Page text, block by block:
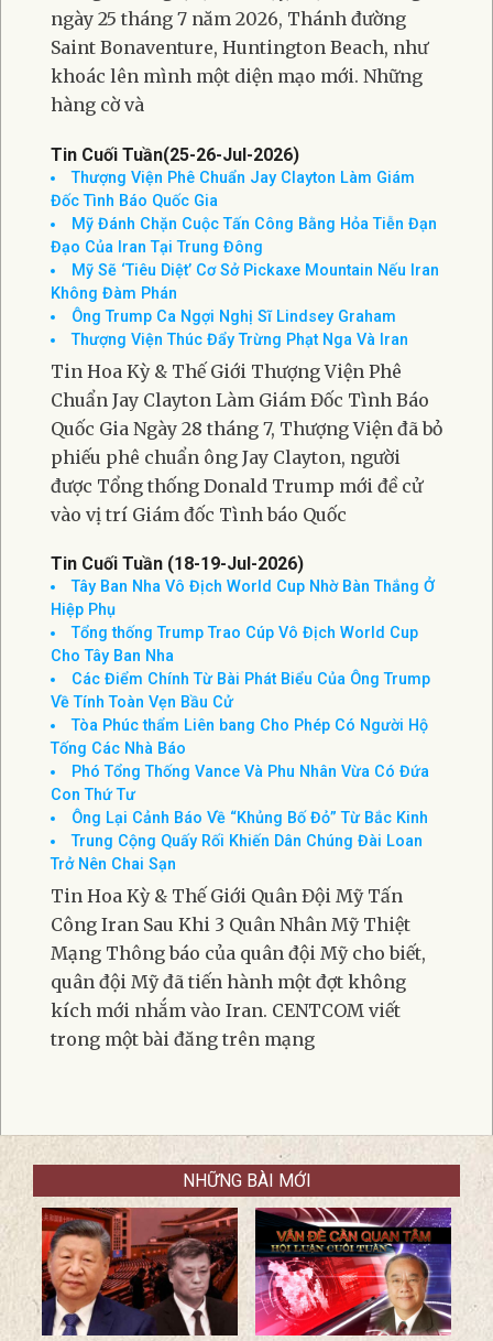
ngày 25 tháng 7 năm 2026, Thánh đường
Saint Bonaventure, Huntington Beach, như
khoác lên mình một diện mạo mới. Những
hàng cờ và
Tin Cuối Tuần(25-26-Jul-2026)
Thượng Viện Phê Chuẩn Jay Clayton Làm Giám
Đốc Tình Báo Quốc Gia
Mỹ Đánh Chặn Cuộc Tấn Công Bằng Hỏa Tiễn Đạn
Đạo Của Iran Tại Trung Đông
Mỹ Sẽ ‘Tiêu Diệt’ Cơ Sở Pickaxe Mountain Nếu Iran
Không Đàm Phán
Ông Trump Ca Ngợi Nghị Sĩ Lindsey Graham
Thượng Viện Thúc Đẩy Trừng Phạt Nga Và Iran
Tin Hoa Kỳ & Thế Giới Thượng Viện Phê
Chuẩn Jay Clayton Làm Giám Đốc Tình Báo
Quốc Gia Ngày 28 tháng 7, Thượng Viện đã bỏ
phiếu phê chuẩn ông Jay Clayton, người
được Tổng thống Donald Trump mới đề cử
vào vị trí Giám đốc Tình báo Quốc
Tin Cuối Tuần (18-19-Jul-2026)
Tây Ban Nha Vô Địch World Cup Nhờ Bàn Thắng Ở
Hiệp Phụ
Tổng thống Trump Trao Cúp Vô Địch World Cup
Cho Tây Ban Nha
Các Điểm Chính Từ Bài Phát Biểu Của Ông Trump
Về Tính Toàn Vẹn Bầu Cử
Tòa Phúc thẩm Liên bang Cho Phép Có Người Hộ
Tống Các Nhà Báo
Phó Tổng Thống Vance Và Phu Nhân Vừa Có Đứa
Con Thứ Tư
Ông Lại Cảnh Báo Về “Khủng Bố Đỏ” Từ Bắc Kinh
Trung Cộng Quấy Rối Khiến Dân Chúng Đài Loan
Trở Nên Chai Sạn
Tin Hoa Kỳ & Thế Giới Quân Đội Mỹ Tấn
Công Iran Sau Khi 3 Quân Nhân Mỹ Thiệt
Mạng Thông báo của quân đội Mỹ cho biết,
quân đội Mỹ đã tiến hành một đợt không
kích mới nhắm vào Iran. CENTCOM viết
trong một bài đăng trên mạng
NHỮNG BÀI MỚI